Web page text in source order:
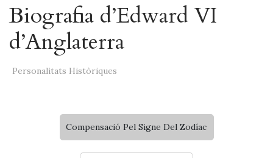
Biografia d’Edward VI
d’Anglaterra
Personalitats Històriques
Compensació Pel Signe Del Zodíac